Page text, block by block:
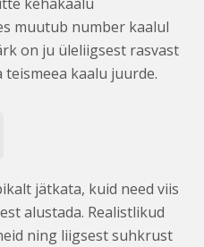
muutub number kaalul
on ju üleliigsest rasvast
teismeea kaalu juurde.
jätkata, kuid need viis
alustada. Realistlikud
ning liigsest suhkrust